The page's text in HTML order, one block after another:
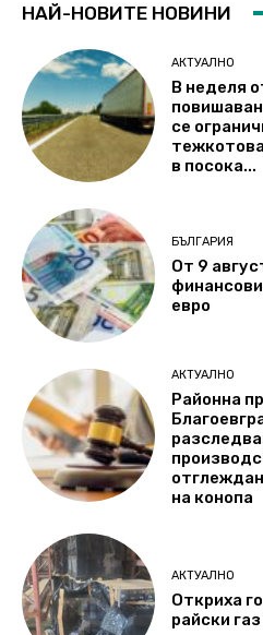
НАЙ-НОВИТЕ НОВИНИ
АКТУАЛНО
В неделя
се
в посока...
БЪЛГАРИЯ
От 9
евро
АКТУАЛНО
Районна
на конопа
АКТУАЛНО
Откриха
райски